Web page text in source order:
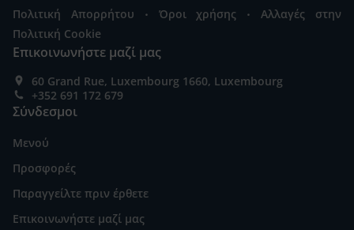
Πολιτική Απορρήτου . Όροι χρήσης .
Αλλαγές στην
Πολιτική Cookie
Επικοινωνήστε μαζί μας
60 Grand Rue, Luxembourg 1660, Luxembourg
+352 691 172 679
Σύνδεσμοι
Μενού
Προσφορές
Παραγγείλτε πριν έρθετε
Επικοινωνήστε μαζί μας